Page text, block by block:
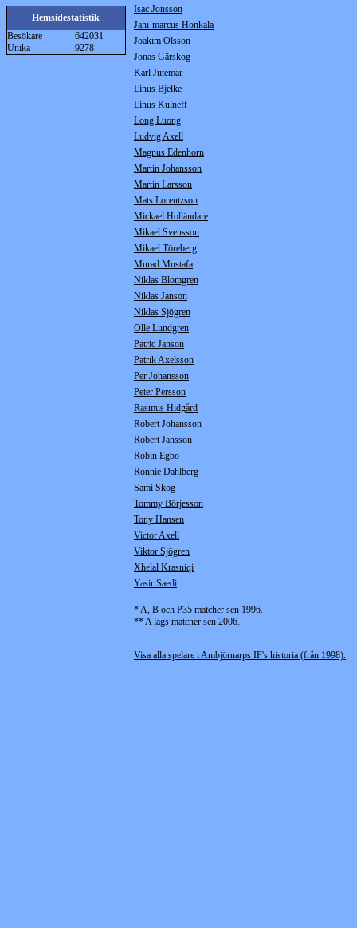
Hemsidestatistik
Besökare
642031
Unika
9278
Isac Jonsson
Jani-marcus Honkala
Joakim Olsson
Jonas Gärskog
Karl Jutemar
Linus Bjelke
Linus Kulneff
Long Luong
Ludvig Axell
Magnus Edenhorn
Martin Johansson
Martin Larsson
Mats Lorentzson
Mickael Holländare
Mikael Svensson
Mikael Töreberg
Murad Mustafa
Niklas Blomgren
Niklas Janson
Niklas Sjögren
Olle Lundgren
Patric Janson
Patrik Axelsson
Per Johansson
Peter Persson
Rasmus Hidgård
Robert Johansson
Robert Jansson
Robin Egbo
Ronnie Dahlberg
Sami Skog
Tommy Börjesson
Tony Hansen
Victor Axell
Viktor Sjögren
Xhelal Krasniqi
Yasir Saedi
* A, B och P35 matcher sen 1996.
** A lags matcher sen 2006.
Visa alla spelare i Ambjörnarps IF's historia (från 1998).